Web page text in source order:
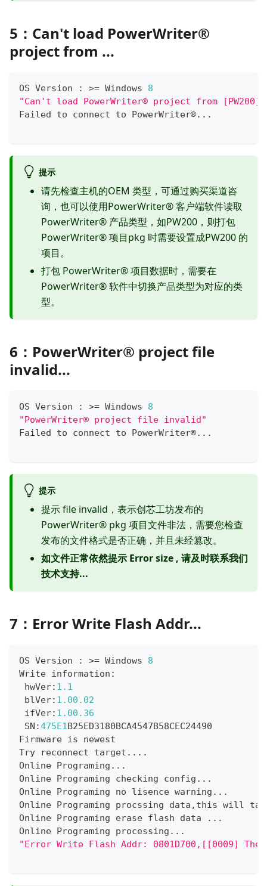
5：Can't load PowerWriter®
project from ...
OS Version : >= Windows 8
"Can't load PowerWriter® project from
Failed to connect to PowerWriter®. . .
提示
请先检查主机的OEM 类型，可通过购买渠道咨
询，也可以使用PowerWriter® 客户端软件读取
PowerWriter® 产品类型，如PW200，则打包
PowerWriter® 项目pkg 时需要设置成PW200 的
项目。
打包 PowerWriter® 项目数据时，需要在
PowerWriter® 软件中切换产品类型为对应的类
型。
6：PowerWriter® project file
invalid...
OS Version : >= Windows 8
"PowerWriter® project file invalid"
Failed to connect to PowerWriter®. . .
提示
提示 file invalid，表示创芯工坊发布的
PowerWriter® pkg 项目文件非法，需要您检查
发布的文件格式是否正确，并且未经篡改。
如文件正常依然提示 Error size , 请及时联系我们
技术支持...
7：Error Write Flash Addr...
OS Version : >= Windows 8
Write information :
hwVer: 1.1
blVer: 1.00 .02
ifVer: 1.00 .36
SN :475E1B25ED3180BCA4547B58CEC24490
Firmware is newest
Try reconnect target . . . .
Online Programing . . .
Online Programing checking config . . .
Online Programing no lisence warning . . .
Online Programing procssing data , this will
Online Programing erase flash data
. . .
Online Programing processing . . .
"Error Write Flash Addr: 0801D700,[[0009]